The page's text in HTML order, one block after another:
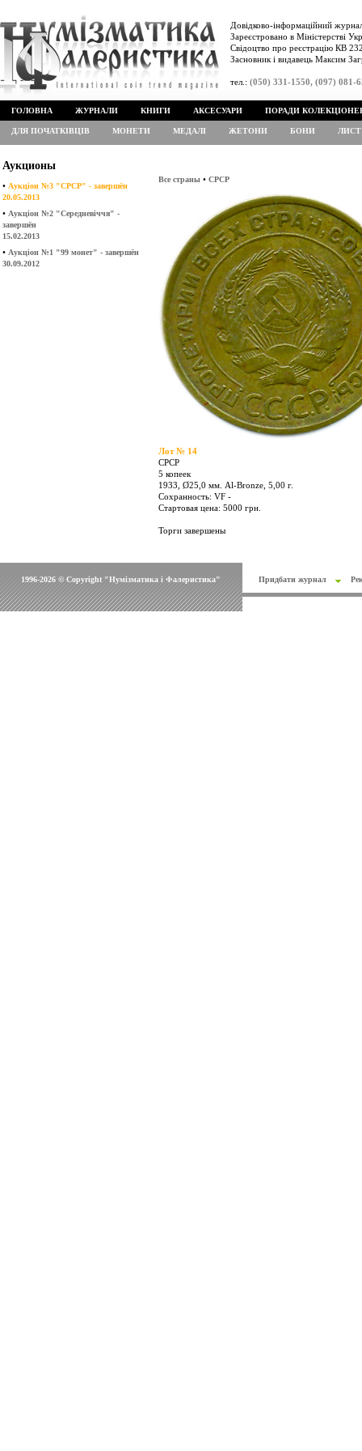
Довідково-інформаційний
Зареєстровано в Міністерстві
Свідоцтво про реєстрацію КВ
Засновник і видавець Максим
тел.: (050) 331-1550, (097) 081-
ГОЛОВНА ЖУРНАЛИ КНИГИ АКСЕСУАРИ ПОРАДИ
ДЛЯ ПОЧАТКІВЦІВ МОНЕТИ МЕДАЛІ ЖЕТОНИ БОНИ
Аукционы
• Аукціон №3 "СРСР" - завершён
20.05.2013
• Аукціон №2 "Середневіччя" -
завершён
15.02.2013
• Аукціон №1 "99 монет" - завершён
30.09.2012
Все страны • СРСР
Лот № 14
СРСР
5 копеек
1933, Ø25,0 мм. Al-Bronze, 5,00 г.
Сохранность: VF -
Стартовая цена: 5000 грн.
Торги завершены
1996-2026 © Copyright "Нумізматика і Фалеристика" Придбати журнал